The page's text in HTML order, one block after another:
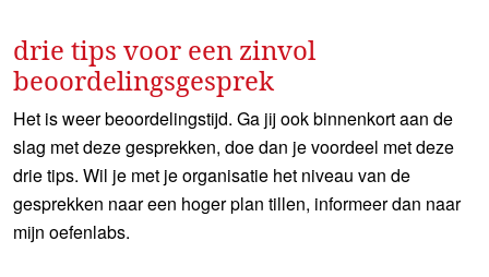
drie tips voor een zinvol
beoordelingsgesprek
Het is weer beoordelingstijd. Ga jij ook binnenkort aan de
slag met deze gesprekken, doe dan je voordeel met deze
drie tips. Wil je met je organisatie het niveau van de
gesprekken naar een hoger plan tillen, informeer dan naar
mijn oefenlabs.